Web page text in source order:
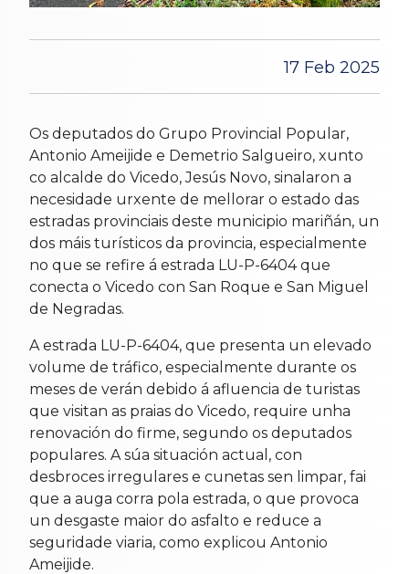
17 Feb 2025
Os deputados do Grupo Provincial Popular,
Antonio Ameijide e Demetrio Salgueiro, xunto
co alcalde do Vicedo, Jesús Novo, sinalaron a
necesidade urxente de mellorar o estado das
estradas provinciais deste municipio mariñán, un
dos máis turísticos da provincia, especialmente
no que se refire á estrada LU-P-6404 que
conecta o Vicedo con San Roque e San Miguel
de Negradas.
A estrada LU-P-6404, que presenta un elevado
volume de tráfico, especialmente durante os
meses de verán debido á afluencia de turistas
que visitan as praias do Vicedo, require unha
renovación do firme, segundo os deputados
populares. A súa situación actual, con
desbroces irregulares e cunetas sen limpar, fai
que a auga corra pola estrada, o que provoca
un desgaste maior do asfalto e reduce a
seguridade viaria, como explicou Antonio
Ameijide.